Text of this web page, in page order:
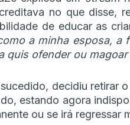
no que disse,
de educar as
a minha esposa,
quis ofender ou magoar
decidiu retirar o
estando agora
ou se irá regressar